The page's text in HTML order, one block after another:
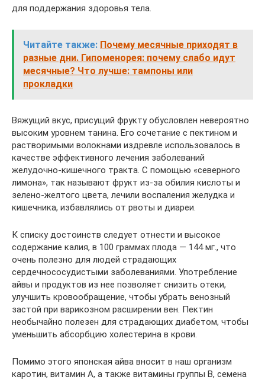
для поддержания здоровья тела.
Читайте также: Почему месячные приходят в
разные дни. Гипоменорея: почему слабо идут
месячные? Что лучше: тампоны или
прокладки
Вяжущий вкус, присущий фрукту обусловлен невероятно
высоким уровнем танина. Его сочетание с пектином и
растворимыми волокнами издревле использовалось в
качестве эффективного лечения заболеваний
желудочно-кишечного тракта. С помощью «северного
лимона», так называют фрукт из-за обилия кислоты и
зелено-желтого цвета, лечили воспаления желудка и
кишечника, избавлялись от рвоты и диареи.
К списку достоинств следует отнести и высокое
содержание калия, в 100 граммах плода — 144 мг., что
очень полезно для людей страдающих
сердечнососудистыми заболеваниями. Употребление
айвы и продуктов из нее позволяет снизить отеки,
улучшить кровообращение, чтобы убрать венозный
застой при варикозном расширении вен. Пектин
необычайно полезен для страдающих диабетом, чтобы
уменьшить абсорбцию холестерина в крови.
Помимо этого японская айва вносит в наш организм
каротин, витамин А, а также витамины группы В, семена